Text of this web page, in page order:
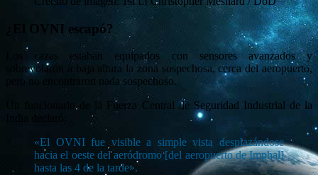
¿El OVNI escapó?
Los cazas estaban equipados con sensores avanzados y
sobrevolaron a baja altura la zona sospechosa, cerca del aeropuerto,
pero no encontraron nada sospechoso.
Un funcionario de la Fuerza Central de Seguridad Industrial de la
«El OVNI fue visible a simple vista desplazándose
hacia el oeste del aeródromo [del aeropuerto de Imphal]
hasta las 4 de la tarde».